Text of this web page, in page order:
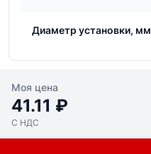
Диаметр установки, мм
Моя цена
41.11 ₽
С НДС